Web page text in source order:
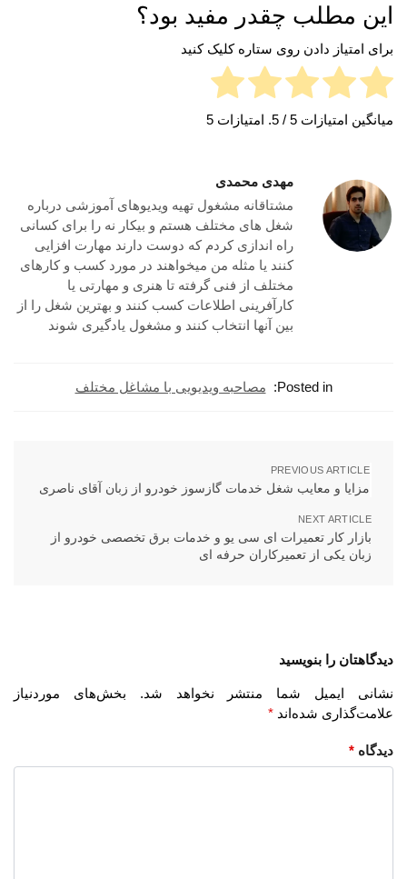
این مطلب چقدر مفید بود؟
برای امتیاز دادن روی ستاره کلیک کنید
میانگین امتیازات 5 / 5. امتیازات 5
مهدی محمدی
مشتاقانه مشغول تهیه ویدیوهای آموزشی درباره
شغل های مختلف هستم و بیکار نه را برای کسانی
راه اندازی کردم که دوست دارند مهارت افزایی
کنند یا مثله من میخواهند در مورد کسب و کارهای
مختلف از فنی گرفته تا هنری و مهارتی یا
کارآفرینی اطلاعات کسب کنند و بهترین شغل را از
بین آنها انتخاب کنند و مشغول یادگیری شوند
Posted in: مصاحبه ویدیویی با مشاغل مختلف
PREVIOUS ARTICLE
مزایا و معایب شغل خدمات گازسوز خودرو از زبان آقای ناصری
NEXT ARTICLE
بازار کار تعمیرات ای سی یو و خدمات برق تخصصی خودرو از
زبان یکی از تعمیرکاران حرفه ای
دیدگاهتان را بنویسید
نشانی ایمیل شما منتشر نخواهد شد.
بخش‌های موردنیاز
علامت‌گذاری شده‌اند *
دیدگاه *